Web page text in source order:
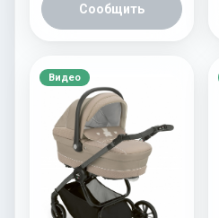
Сообщить
Видео